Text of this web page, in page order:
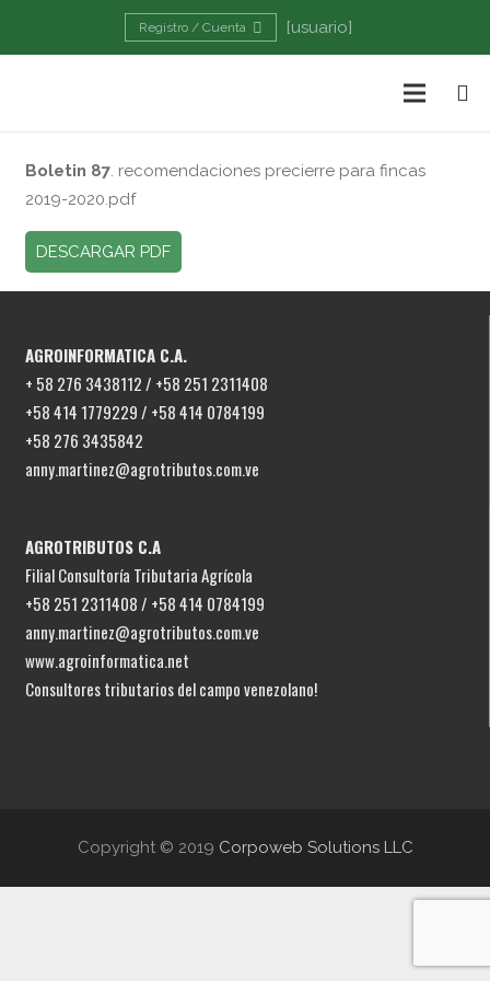
Registro / Cuenta [usuario]
Boletin 87. recomendaciones precierre para fincas
2019-2020.pdf
DESCARGAR PDF
AGROINFORMATICA C.A.
+ 58 276 3438112 / +58 251 2311408
+58 414 1779229 / +58 414 0784199
+58 276 3435842
anny.martinez@agrotributos.com.ve
AGROTRIBUTOS C.A
Filial Consultoría Tributaria Agrícola
+58 251 2311408 / +58 414 0784199
anny.martinez@agrotributos.com.ve
www.agroinformatica.net
Consultores tributarios del campo venezolano!
Copyright © 2019 Corpoweb Solutions LLC